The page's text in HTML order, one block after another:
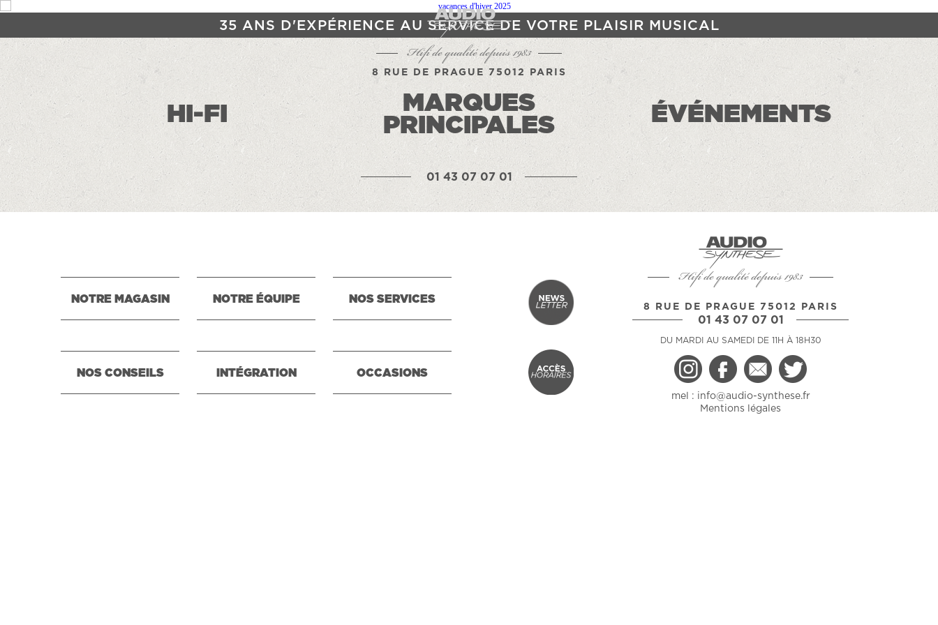
35 ANS D'EXPÉRIENCE AU SERVICE DE VOTRE PLAISIR MUSICAL
Hifi de qualité depuis 1983
8 RUE DE PRAGUE 75012 PARIS
HI-FI
MARQUES
PRINCIPALES
ÉVÉNEMENTS
01 43 07 07 01
NOTRE MAGASIN NOTRE ÉQUIPE NOS SERVICES
NOS CONSEILS INTÉGRATION OCCASIONS
Hifi de qualité depuis 1983
8 RUE DE PRAGUE 75012 PARIS
01 43 07 07 01
DU MARDI AU SAMEDI DE 11H À 18H30
mel : info@audio-synthese.fr
Mentions légales